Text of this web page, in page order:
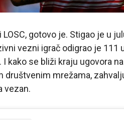
LOSC, gotovo je. Stigao je u
vezni igrač odigrao je 111
kako se bliži kraju ugovora
društvenim mrežama,
vezan.